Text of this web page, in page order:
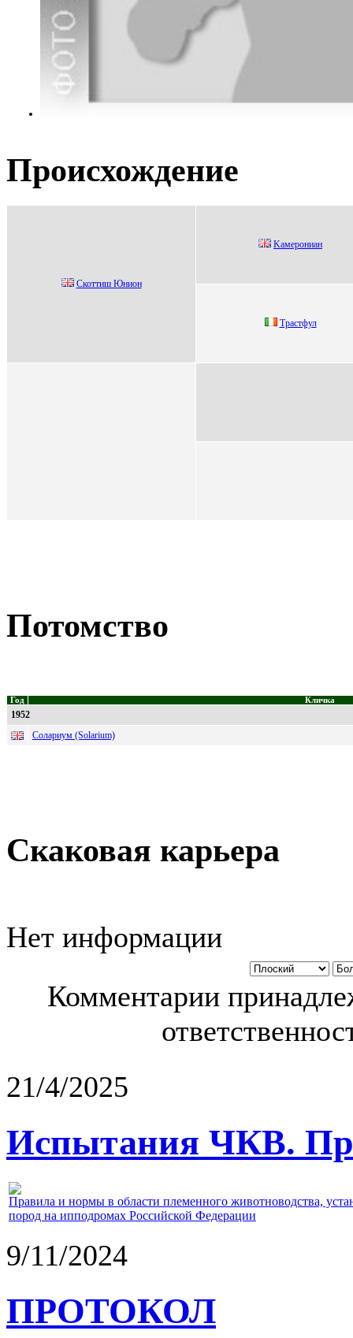
Происхождение
Скоттиш Юнион
Kамepониан
Трacтфул
Потомство
Год Кличка
1952
Солариум (Solarium)
Скаковая карьера
Нет информации
Комментарии
21/4/2025
Испытания ЧКВ.
Правила и нормы в области племенного животноводства,
пород на ипподромах Российской Федерации
9/11/2024
ПРОТОКОЛ